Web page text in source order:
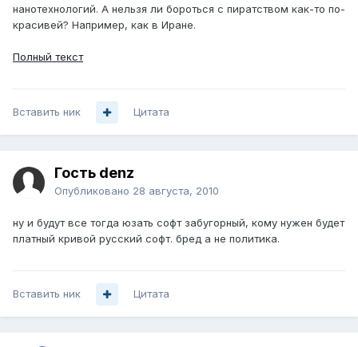
нанотехнологий. А нельзя ли бороться с пиратством как-то по-
красивей? Например, как в Иране.
Полный текст
Вставить ник Цитата
Гость denz
Опубликовано 28 августа, 2010
ну и будут все тогда юзать софт забугорный, кому нужен будет
платный кривой русский софт. бред а не политика.
Вставить ник Цитата